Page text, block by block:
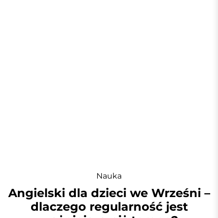
Nauka
Angielski dla dzieci we Wrześni –
dlaczego regularność jest